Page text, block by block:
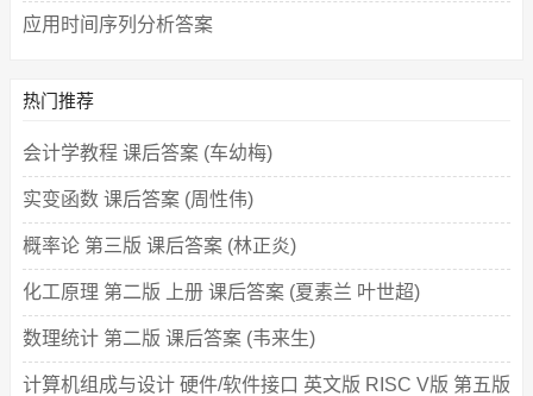
应用时间序列分析答案
热门推荐
会计学教程 课后答案 (车幼梅)
实变函数 课后答案 (周性伟)
概率论 第三版 课后答案 (林正炎)
化工原理 第二版 上册 课后答案 (夏素兰 叶世超)
数理统计 第二版 课后答案 (韦来生)
计算机组成与设计 硬件/软件接口 英文版 RISC V版 第五版